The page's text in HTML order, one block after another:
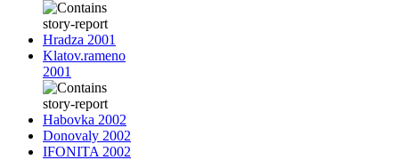
Hradza 2001
Klatov.rameno
2001
Habovka 2002
Donovaly 2002
IFONITA 2002